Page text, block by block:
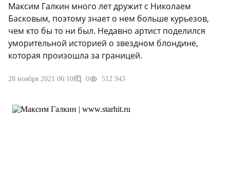
Максим Галкин много лет дружит с Николаем
Басковым, поэтому знает о нем больше курьезов,
чем кто бы то ни был. Недавно артист поделился
уморительной историей о звездном блондине,
которая произошла за границей.
28 ноября 2021 06:10 0 512 943